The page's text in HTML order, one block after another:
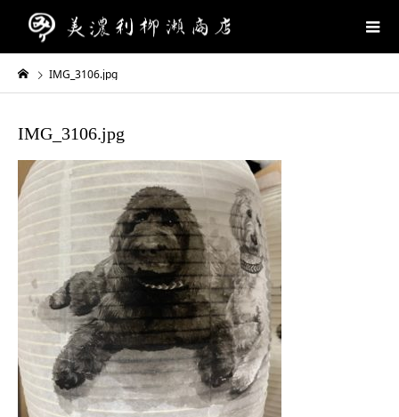
IMG_3106.jpg
IMG_3106.jpg